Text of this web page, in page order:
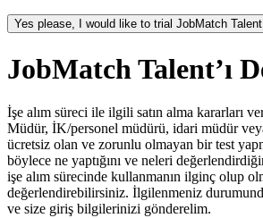
JobMatch Talent’ı
İşe alım süreci ile ilgili satın alma kararları
Müdür, İK/personel müdürü, idari müdür
ücretsiz olan ve zorunlu olmayan bir test
böylece ne yaptığını ve neleri
işe alım sürecinde kullanmanın ilginç olup
değerlendirebilirsiniz. İlgilenmeniz
ve size giriş bilgilerinizi gönderelim.